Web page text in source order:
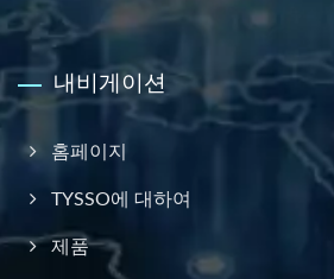
내비게이션
홈페이지
TYSSO에 대하여
제품